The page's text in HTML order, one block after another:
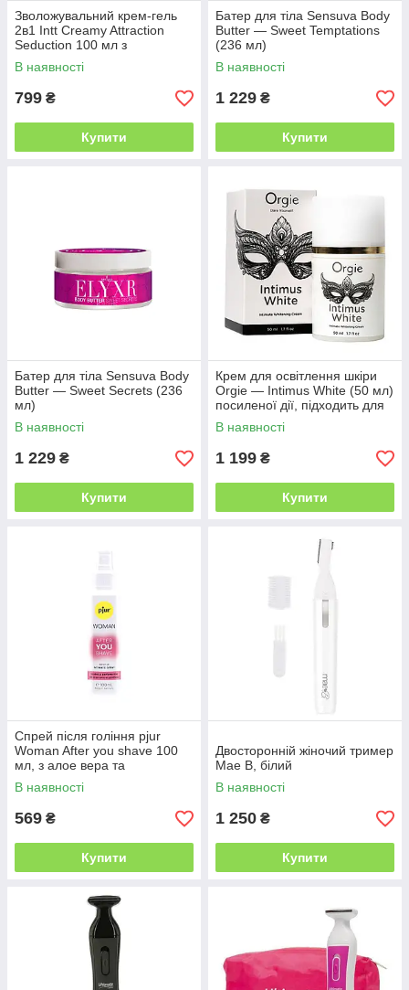
Зволожувальний крем-гель
2в1 Intt Creamy Attraction
Seduction 100 мл з
афродизіаком, унісекс
В наявності
799 ₴
Купити
Батер для тіла Sensuva Body
Butter — Sweet Temptations
(236 мл)
В наявності
1 229 ₴
Купити
Батер для тіла Sensuva Body
Butter — Sweet Secrets (236
мл)
В наявності
1 229 ₴
Купити
Крем для освітлення шкіри
Orgie — Intimus White (50 мл)
посиленої дії, підходить для
всіх зон
В наявності
1 199 ₴
Купити
Спрей після гоління pjur
Woman After you shave 100
мл, з алое вера та
пантенолом, не сушить шкіру
В наявності
569 ₴
Купити
Двосторонній жіночий тример
Mae B, білий
В наявності
1 250 ₴
Купити